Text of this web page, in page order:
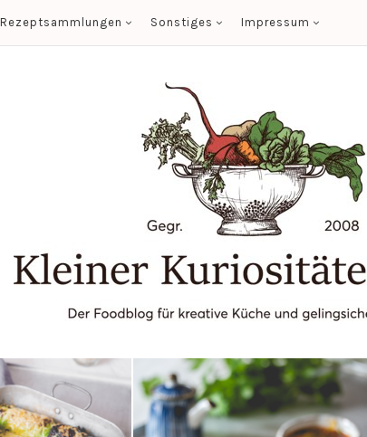
Rezeptsammlungen Sonstiges Impressum